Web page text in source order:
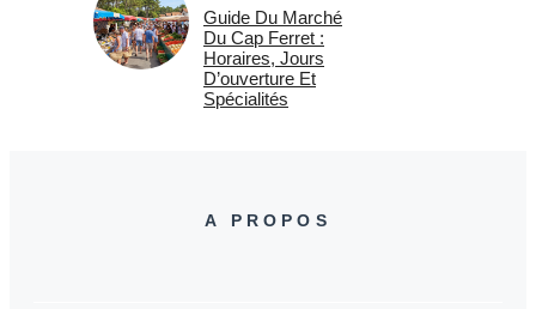
Guide Du Marché
Du Cap Ferret :
Horaires, Jours
D’ouverture Et
Spécialités
A PROPOS